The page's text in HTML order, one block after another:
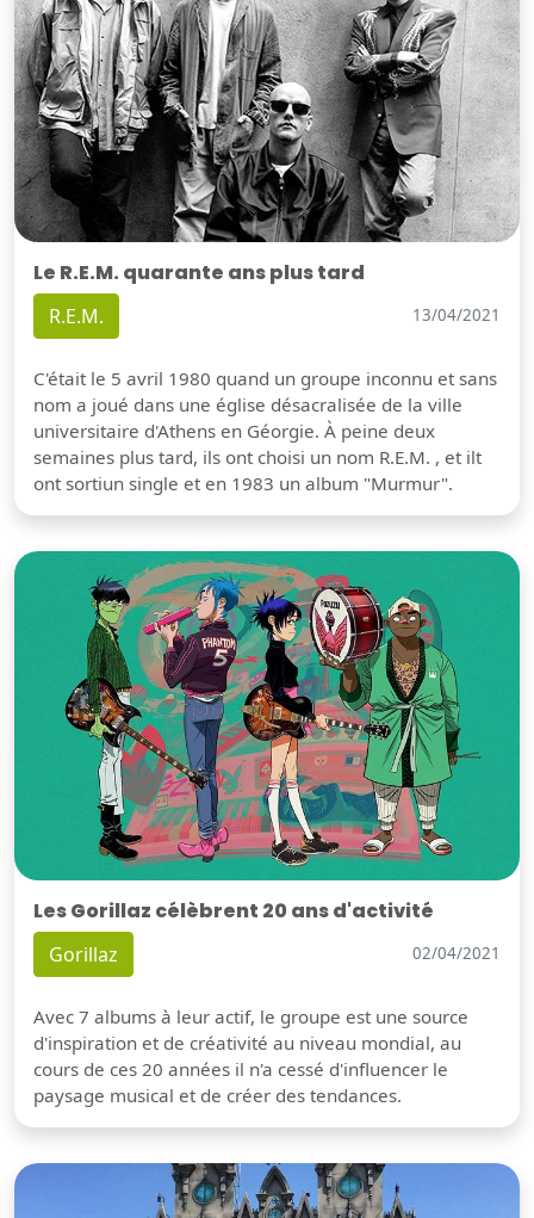
Le R.E.M. quarante ans plus tard
R.E.M. 13/04/2021
C'était le 5 avril 1980 quand un groupe inconnu et sans
nom a joué dans une église désacralisée de la ville
universitaire d'Athens en Géorgie. À peine deux
semaines plus tard, ils ont choisi un nom R.E.M. , et ilt
ont sortiun single et en 1983 un album "Murmur".
Les Gorillaz célèbrent 20 ans d'activité
Gorillaz 02/04/2021
Avec 7 albums à leur actif, le groupe est une source
d'inspiration et de créativité au niveau mondial, au
cours de ces 20 années il n'a cessé d'influencer le
paysage musical et de créer des tendances.